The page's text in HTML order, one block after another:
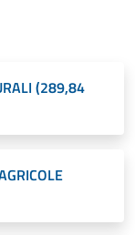
(289,84